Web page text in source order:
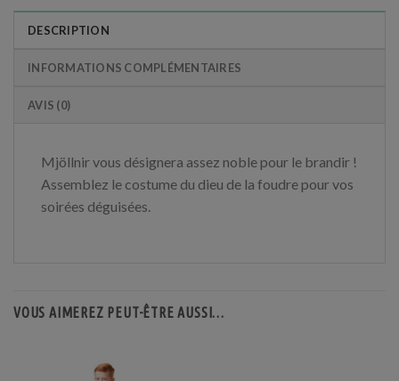
DESCRIPTION
INFORMATIONS COMPLÉMENTAIRES
AVIS (0)
Mjöllnir vous désignera assez noble pour le brandir !
Assemblez le costume du dieu de la foudre pour vos
soirées déguisées.
VOUS AIMEREZ PEUT-ÊTRE AUSSI…